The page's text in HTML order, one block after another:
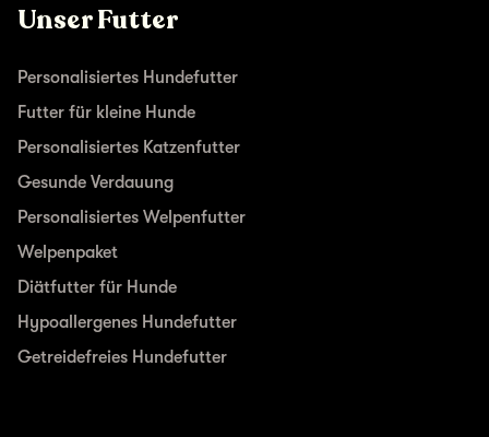
Unser Futter
Personalisiertes Hundefutter
Futter für kleine Hunde
Personalisiertes Katzenfutter
Gesunde Verdauung
Personalisiertes Welpenfutter
Welpenpaket
Diätfutter für Hunde
Hypoallergenes Hundefutter
Getreidefreies Hundefutter